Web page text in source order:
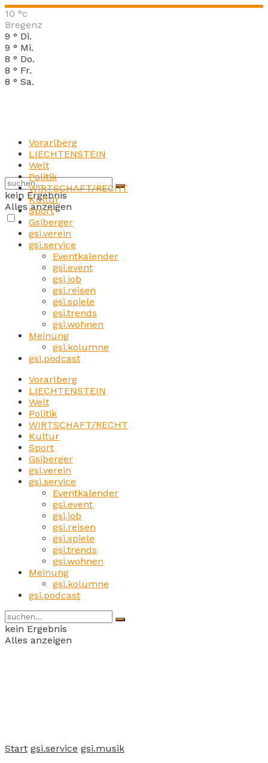
10 °c
Bregenz
9 ° Di.
9 ° Mi.
8 ° Do.
8 ° Fr.
8 ° Sa.
kein Ergebnis
Alles anzeigen
Vorarlberg
LIECHTENSTEIN
Welt
Politik
WIRTSCHAFT/RECHT
Kultur
Sport
Gsiberger
gsi.verein
gsi.service
Eventkalender
gsi.event
gsi.job
gsi.reisen
gsi.spiele
gsi.trends
gsi.wohnen
Meinung
gsi.kolumne
gsi.podcast
Vorarlberg
LIECHTENSTEIN
Welt
Politik
WIRTSCHAFT/RECHT
Kultur
Sport
Gsiberger
gsi.verein
gsi.service
Eventkalender
gsi.event
gsi.job
gsi.reisen
gsi.spiele
gsi.trends
gsi.wohnen
Meinung
gsi.kolumne
gsi.podcast
kein Ergebnis
Alles anzeigen
Start gsi.service gsi.musik